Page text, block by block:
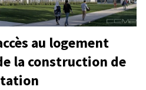
au logement
la construction de